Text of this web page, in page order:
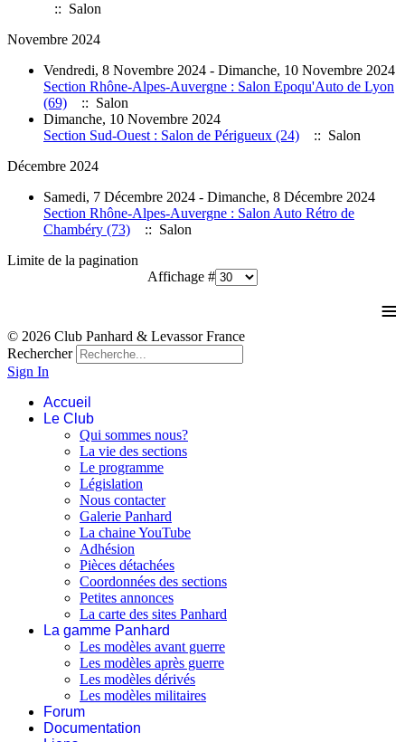
:: Salon
Novembre 2024
Vendredi, 8 Novembre 2024 - Dimanche, 10 Novembre 2024
Section Rhône-Alpes-Auvergne : Salon Epoqu'Auto de Lyon
(69)
:: Salon
Dimanche, 10 Novembre 2024
Section Sud-Ouest : Salon de Périgueux (24)
:: Salon
Décembre 2024
Samedi, 7 Décembre 2024 - Dimanche, 8 Décembre 2024
Section Rhône-Alpes-Auvergne : Salon Auto Rétro de
Chambéry (73)
:: Salon
Limite de la pagination
Affichage #
≡
© 2026 Club Panhard & Levassor France
Rechercher
Sign In
Accueil
Le Club
Qui sommes nous?
La vie des sections
Le programme
Législation
Nous contacter
Galerie Panhard
La chaine YouTube
Adhésion
Pièces détachées
Coordonnées des sections
Petites annonces
La carte des sites Panhard
La gamme Panhard
Les modèles avant guerre
Les modèles après guerre
Les modèles dérivés
Les modèles militaires
Forum
Documentation